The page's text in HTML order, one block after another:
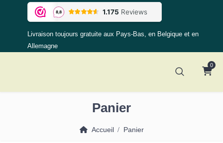
Livraison toujours gratuite aux Pays-Bas, en Belgique et en
Allemagne
0
Panier
Accueil Panier